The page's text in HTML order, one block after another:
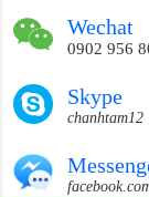
Wechat
0902 956
Skype
chanhtam12